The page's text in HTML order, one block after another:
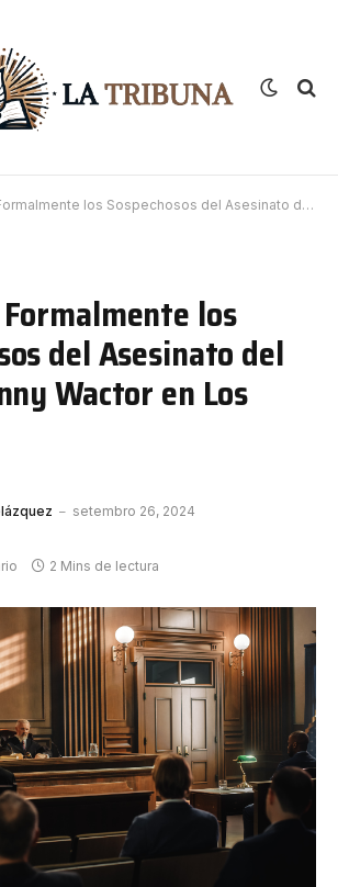
los Sospechosos del Asesinato del Actor Johnny Wactor en Los Ángeles
los
del Asesinato del
Wactor en Los
setembro 26, 2024
2 Mins de lectura